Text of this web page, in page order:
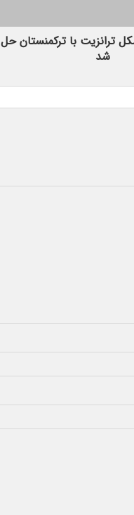
ترانزیت با ترکمنستان حل
شد